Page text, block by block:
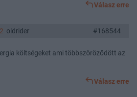
Válasz erre
oldrider #168544
költségeket ami többszöröződött az
Válasz erre